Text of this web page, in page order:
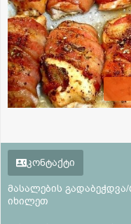
კონტაქტი
მასალების
იხილეთ